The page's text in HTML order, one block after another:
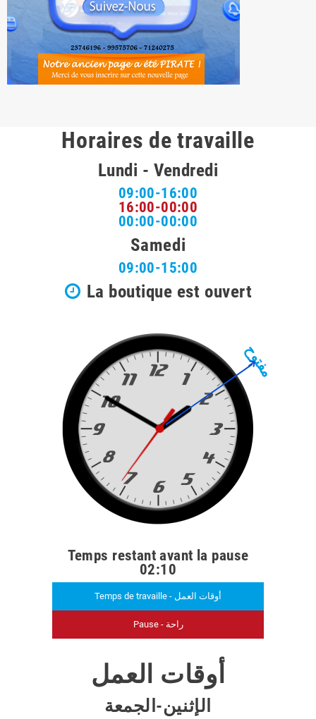
Horaires de travaille
Lundi - Vendredi
09:00-16:00
16:00-00:00
00:00-00:00
Samedi
09:00-15:00
La boutique est ouvert
مفتوح
Temps restant avant la pause
02:10
Temps de travaille - أوقات العمل
Pause - راحة
أوقات العمل
الإثنين-الجمعة